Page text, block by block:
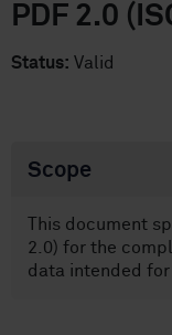
PDF 2.0
Status: Valid
Scope
This document
2.0) for the
data intended